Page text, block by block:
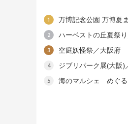
1 万博記念公園 万博夏
2 ハーベストの丘夏祭
3 空庭妖怪祭／大阪府
4 ジブリパーク展(大阪)
5
海のマルシェ めぐ